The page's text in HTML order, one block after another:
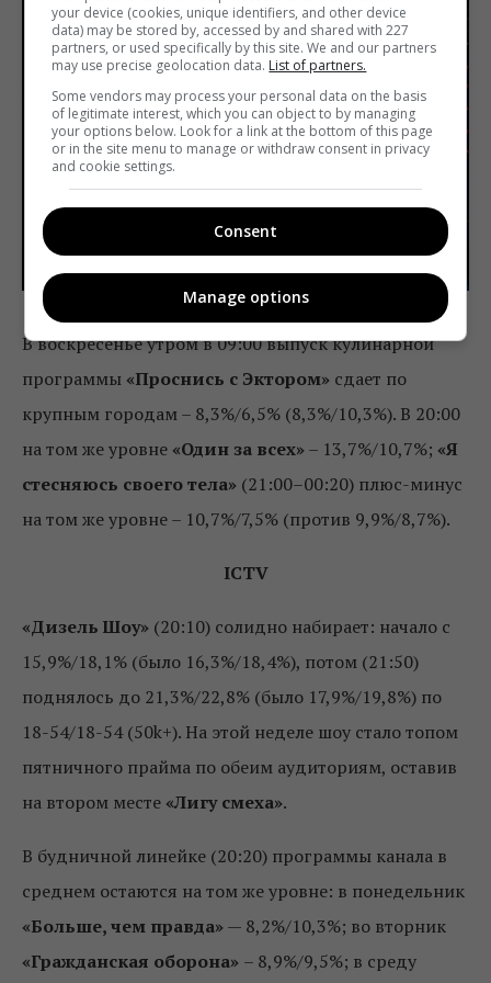
«Х-фактор»
В воскресенье утром в 09:00 выпуск кулинарной
программы «Проснись с Эктором» сдает по
крупным городам – 8,3%/6,5% (8,3%/10,3%). В 20:00
на том же уровне «Один за всех»– 13,7%/10,7%; «Я
стесняюсь своего тела» (21:00–00:20) плюс-минус
на том же уровне – 10,7%/7,5% (против 9,9%/8,7%).
ICTV
«Дизель Шоу» (20:10) солидно набирает: начало с
15,9%/18,1% (было 16,3%/18,4%), потом (21:50)
поднялось до 21,3%/22,8% (было 17,9%/19,8%) по
18-54/18-54 (50k+). На этой неделе шоу стало топом
пятничного прайма по обеим аудиториям, оставив
на втором месте «Лигу смеха».
В будничной линейке (20:20) программы канала в
среднем остаются на том же уровне: в понедельник
«Больше, чем правда»— 8,2%/10,3%; во вторник
«Гражданская оборона» – 8,9%/9,5%; в среду
your device (cookies, unique identifiers, and other device
data) may be stored by, accessed by and shared with 227
partners, or used specifically by this site. We and our partners
may use precise geolocation data. List of partners.
Some vendors may process your personal data on the basis
of legitimate interest, which you can object to by managing
your options below. Look for a link at the bottom of this page
or in the site menu to manage or withdraw consent in privacy
and cookie settings.
Consent
Manage options